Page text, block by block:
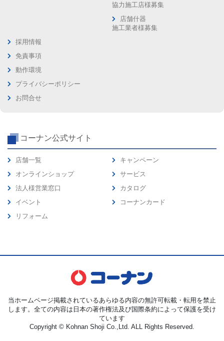
協力施工店様募集
店舗什器
施工業者様募集
採用情報
免責事項
動作環境
プライバシーポリシー
お問合せ
コーナン公式サイト
店舗一覧
オンラインショップ
法人様営業窓口
イベント
リフォーム
キャンペーン
サービス
カタログ
コーナンカード
当ホームページ掲載されているあらゆる内容の無許可転載・転用を禁止
します。全ての内容は日本の著作権法及び国際条約によって保護を受け
ています
Copyright © Kohnan Shoji Co.,Ltd. ALL Rights Reserved.